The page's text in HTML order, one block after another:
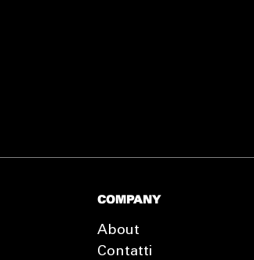
COMPANY
About
Contatti